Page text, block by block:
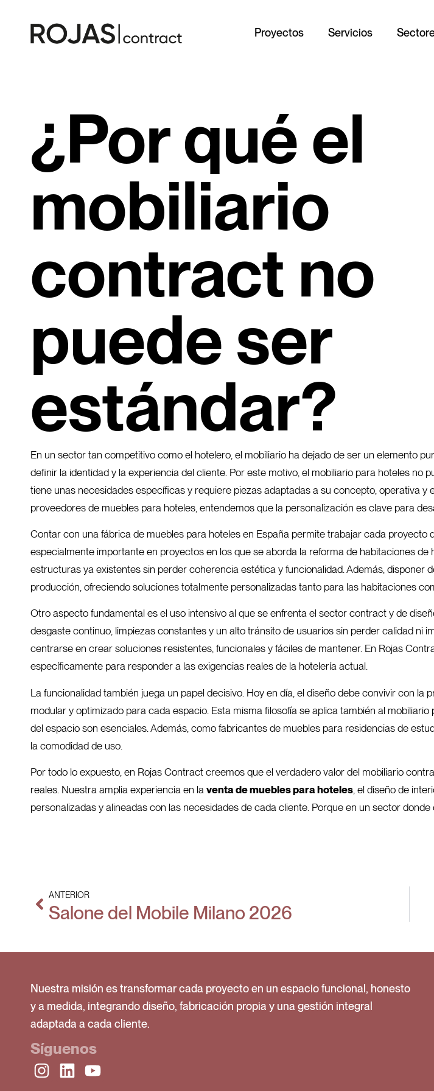
Proyectos Servicios
¿Por qué el
mobiliario
contract no
puede ser
estándar?
En un sector tan competitivo como el hotelero, el mobiliario ha dejado de ser un elemento
definir la identidad y la experiencia del cliente. Por este motivo, el mobiliario para hoteles
tiene unas necesidades específicas y requiere piezas adaptadas a su concepto, operativa
proveedores de muebles para hoteles, entendemos que la personalización es clave para
Contar con una fábrica de muebles para hoteles en España permite trabajar cada proyecto
especialmente importante en proyectos en los que se aborda la reforma de habitaciones
estructuras ya existentes sin perder coherencia estética y funcionalidad. Además,
producción, ofreciendo soluciones totalmente personalizadas tanto para las habitaciones
Otro aspecto fundamental es el uso intensivo al que se enfrenta el sector contract y de
desgaste continuo, limpiezas constantes y un alto tránsito de usuarios sin perder calidad ni
centrarse en crear soluciones resistentes, funcionales y fáciles de mantener. En Rojas
específicamente para responder a las exigencias reales de la hotelería actual.
La funcionalidad también juega un papel decisivo. Hoy en día, el diseño debe convivir con
modular y optimizado para cada espacio. Esta misma filosofía se aplica también al
del espacio son esenciales. Además, como fabricantes de muebles para residencias de
la comodidad de uso.
Por todo lo expuesto, en Rojas Contract creemos que el verdadero valor del mobiliario
reales. Nuestra amplia experiencia en la venta de muebles para hoteles, el diseño de
personalizadas y alineadas con las necesidades de cada cliente. Porque en un sector
ANTERIOR
Salone del Mobile Milano 2026
Nuestra misión es transformar cada proyecto en un espacio funcional, honesto
y a medida, integrando diseño, fabricación propia y una gestión integral
adaptada a cada cliente.
Síguenos